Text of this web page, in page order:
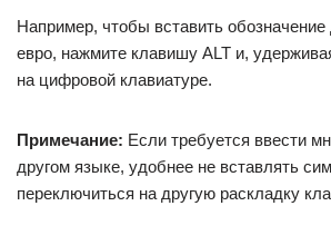
Например, чтобы вставить
евро, нажмите клавишу ALT и,
на цифровой клавиатуре.
Примечание: Если требуется ввести
другом языке, удобнее не вставлять
переключиться на другую раскладку